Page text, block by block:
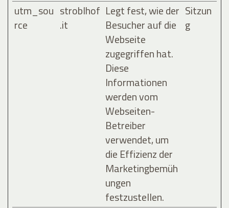
utm_sou
rce
stroblhof
.it
Legt fest, wie der
Besucher auf die
Webseite
zugegriffen hat.
Diese
Informationen
werden vom
Webseiten-
Betreiber
verwendet, um
die Effizienz der
Marketingbemüh
ungen
festzustellen.
Sitzun
g